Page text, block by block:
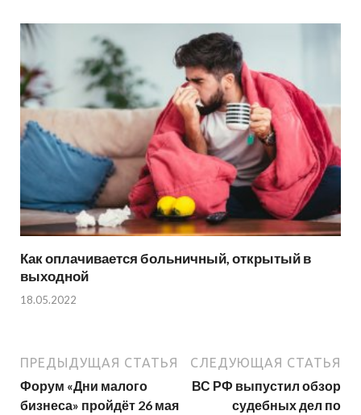
Как оплачивается больничный, открытый в
выходной
18.05.2022
ПРЕДЫДУЩАЯ СТАТЬЯ
Форум «Дни малого
бизнеса» пройдёт 26 мая
СЛЕДУЮЩАЯ СТАТЬЯ
ВС РФ выпустил обзор
судебных дел по